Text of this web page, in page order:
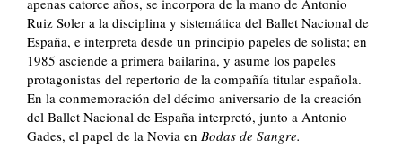
apenas catorce años, se incorpora de la mano de Antonio
Ruiz Soler a la disciplina y sistemática del Ballet Nacional de
España, e interpreta desde un principio papeles de solista; en
1985 asciende a primera bailarina, y asume los papeles
protagonistas del repertorio de la compañía titular española.
En la conmemoración del décimo aniversario de la creación
del Ballet Nacional de España interpretó, junto a Antonio
Gades, el papel de la Novia en Bodas de Sangre.